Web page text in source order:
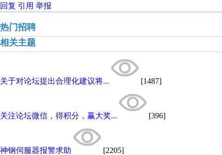
回复 引用 举报
热门招聘
相关主题
关于对论坛提出合理化建议将... [1487]
关注论坛微信，得积分，赢大奖... [396]
神钢伺服器报警求助 [2205]